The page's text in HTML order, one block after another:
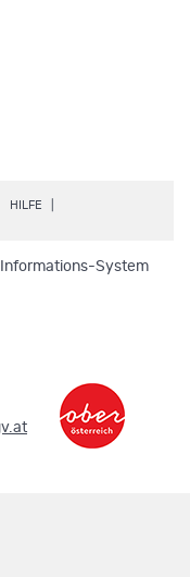
HILFE
System
.